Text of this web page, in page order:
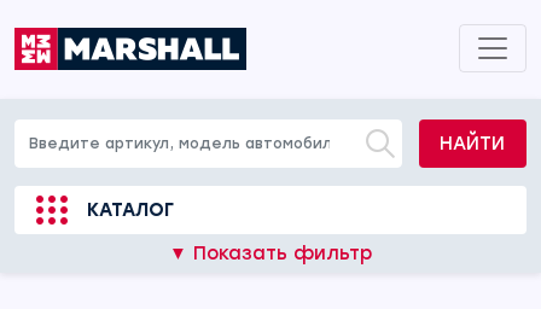
НАЙТИ
КАТАЛОГ
▼ Показать фильтр